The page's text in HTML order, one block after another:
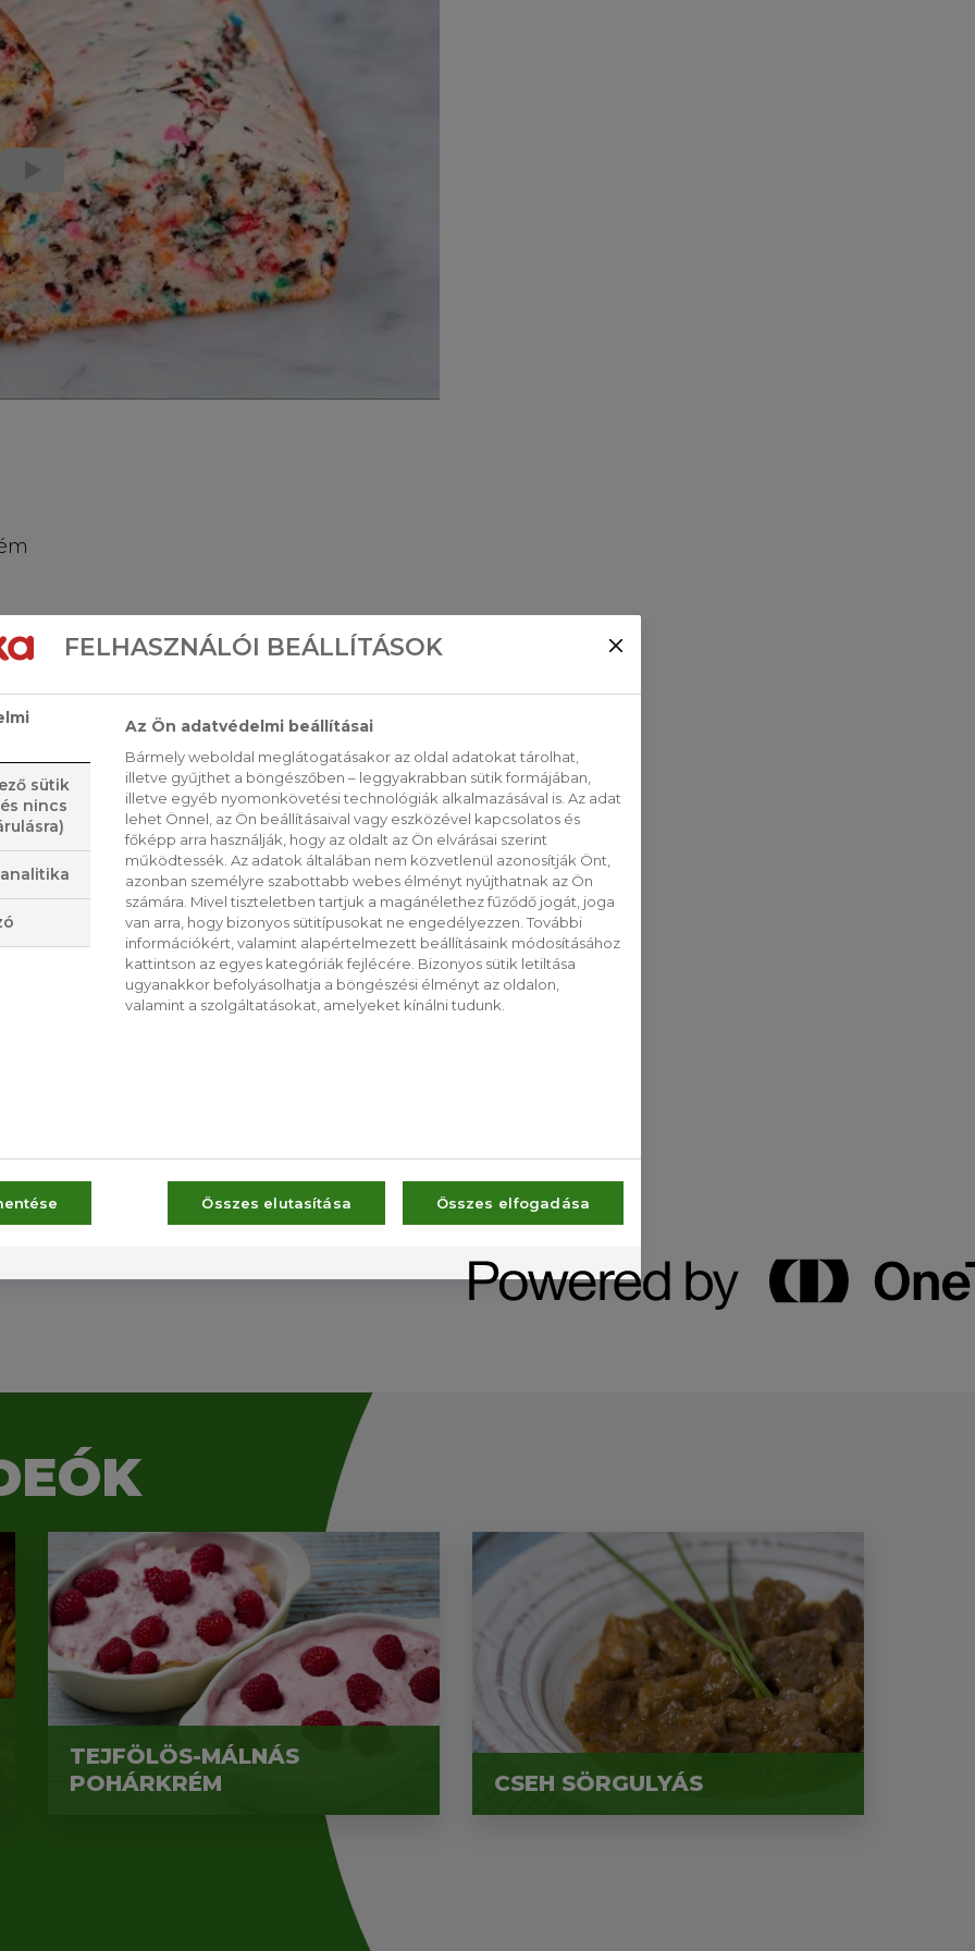
jégkrémet a liszttel
és zsiradékkal kend ki
a formában
TEJFÖLÖS-MÁLNÁS
POHÁRKRÉM
CSEH SÖRGULYÁS
FELHASZNÁLÓI BEÁLLÍTÁSOK
sütik
nincs
Az Ön adatvédelmi beállításai
Bármely weboldal meglátogatásakor az oldal adatokat tárolhat,
illetve gyűjthet a böngészőben – leggyakrabban sütik formájában,
illetve egyéb nyomonkövetési technológiák alkalmazásával is. Az adat
lehet Önnel, az Ön beállításaival vagy eszközével kapcsolatos és
főképp arra használják, hogy az oldalt az Ön elvárásai szerint
működtessék. Az adatok általában nem közvetlenül azonosítják Önt,
azonban személyre szabottabb webes élményt nyújthatnak az Ön
számára. Mivel tiszteletben tartjuk a magánélethez fűződő jogát, joga
van arra, hogy bizonyos sütitípusokat ne engedélyezzen. További
információkért, valamint alapértelmezett beállításaink módosításához
kattintson az egyes kategóriák fejlécére. Bizonyos sütik letiltása
ugyanakkor befolyásolhatja a böngészési élményt az oldalon,
valamint a szolgáltatásokat, amelyeket kínálni tudunk.
Összes elutasítása Összes elfogadása